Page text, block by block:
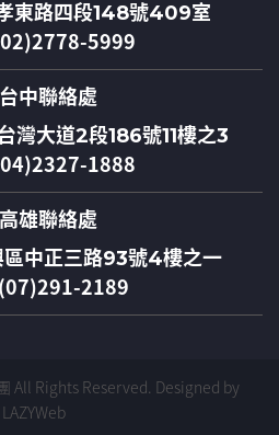
東路四段148號409室
5999
台中聯絡處
灣大道2段186號11樓之3
1888
高雄聯絡處
區中正三路93號4樓之一
2189
All Rights Reserved. Designed by
LAZYWeb